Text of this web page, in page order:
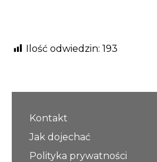
Ilość odwiedzin: 193
Kontakt
Jak dojechać
Polityka prywatności